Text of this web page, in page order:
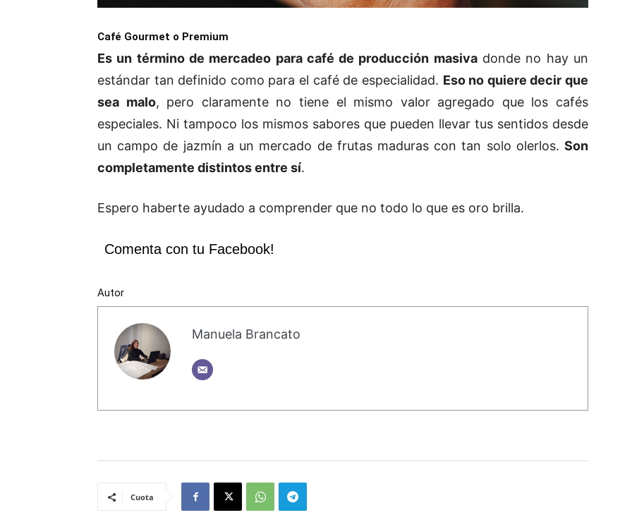
Café Gourmet o Premium
Es un término de mercadeo para café de producción masivadonde no hay un
estándar tan definido como para el café de especialidad. Eso no quiere decir que
sea malo, pero claramente no tiene el mismo valor agregado que los cafés
especiales. Ni tampoco los mismos sabores que pueden llevar tus sentidos desde
un campo de jazmín a un mercado de frutas maduras con tan solo olerlos. Son
completamente distintos entre sí.
Espero haberte ayudado a comprender que no todo lo que es oro brilla.
Comenta con tu Facebook!
Autor
Manuela Brancato
Cuota